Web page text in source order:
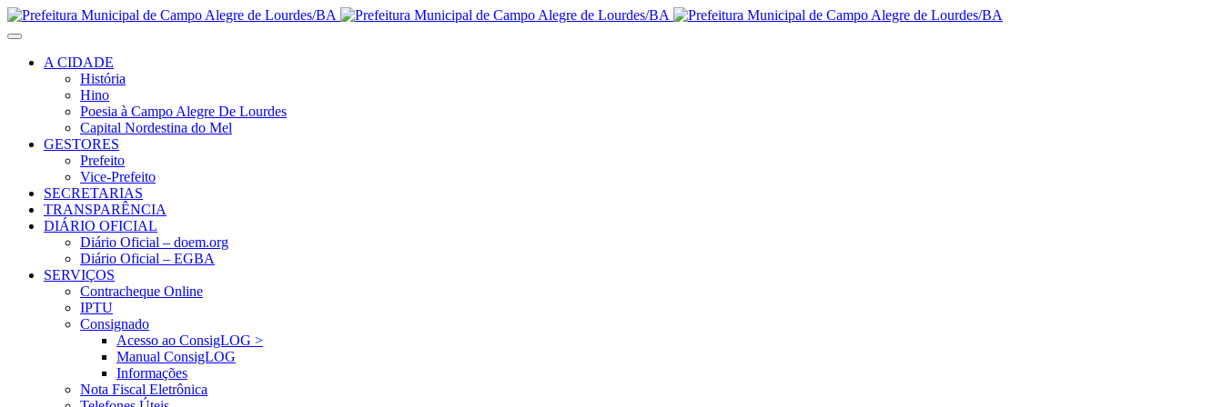
A CIDADE
História
Hino
Poesia à Campo Alegre De Lourdes
Capital Nordestina do Mel
GESTORES
Prefeito
Vice-Prefeito
SECRETARIAS
TRANSPARÊNCIA
DIÁRIO OFICIAL
Diário Oficial – doem.org
Diário Oficial – EGBA
SERVIÇOS
Contracheque Online
IPTU
Consignado
Acesso ao ConsigLOG >
Manual ConsigLOG
Informações
Nota Fiscal Eletrônica